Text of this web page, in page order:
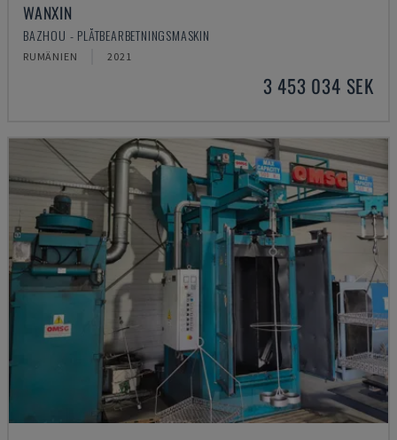
WANXIN
BAZHOU - PLÅTBEARBETNINGSMASKIN
RUMÄNIEN 2021
3 453 034 SEK